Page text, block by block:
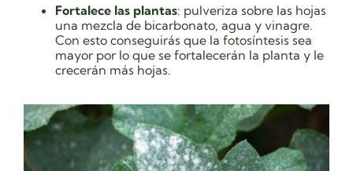
Fortalece las plantas: pulveriza sobre las hojas
una mezcla de bicarbonato, agua y vinagre.
Con esto conseguirás que la fotosíntesis sea
mayor por lo que se fortalecerán la planta y le
crecerán más hojas.